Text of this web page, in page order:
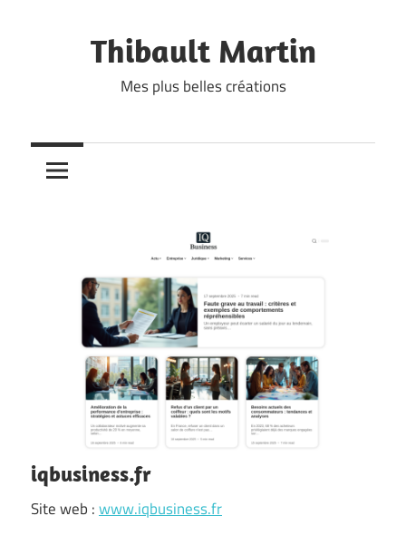
Thibault Martin
Mes plus belles créations
iqbusiness.fr
Site web :www.iqbusiness.fr